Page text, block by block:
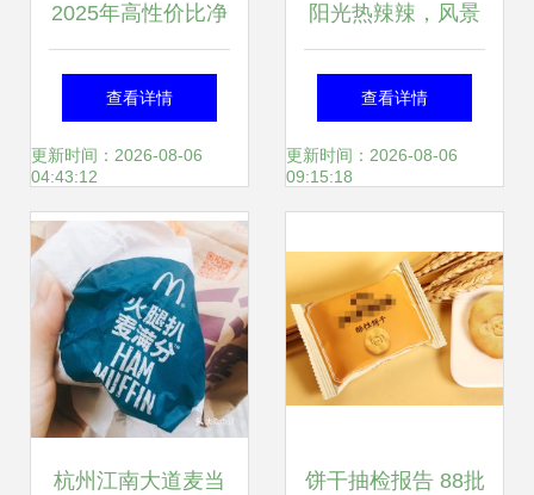
2025年高性价比净
水器推荐 麦享零道
及13款低价实用之
选
查看详情
更新时间：2026-08-06
04:43:12
阳光热辣辣，风景
美如画 品喵麦享马
亚西亚的滋味
查看详情
更新时间：2026-08-06
09:15:18
杭州江南大道麦当 饼干抽检报告 88批